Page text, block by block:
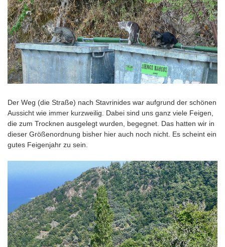
Der Weg (die Straße) nach Stavrinides war aufgrund der schönen
Aussicht wie immer kurzweilig. Dabei sind uns ganz viele Feigen,
die zum Trocknen ausgelegt wurden, begegnet. Das hatten wir in
dieser Größenordnung bisher hier auch noch nicht. Es scheint ein
gutes Feigenjahr zu sein.